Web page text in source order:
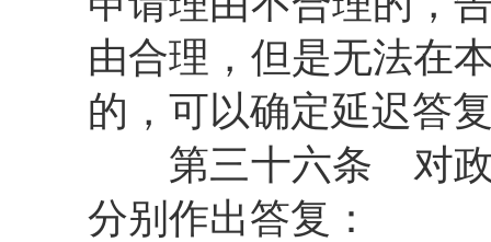
由合理，但是无法在
的，可以确定延迟答
第三十六条 对政
分别作出答复：